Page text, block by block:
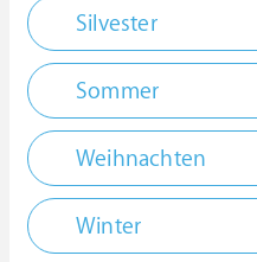
Silvester
Sommer
Weihnachten
Winter